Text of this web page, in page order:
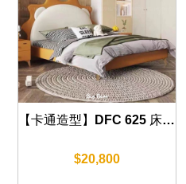
【卡通造型】DFC 625 床組 另有四尺
$20,800